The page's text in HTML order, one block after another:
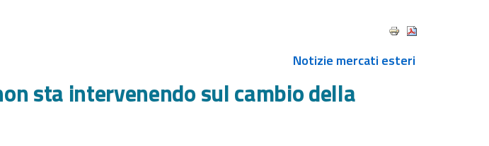
Notizie mercati esteri
sta intervenendo sul cambio della